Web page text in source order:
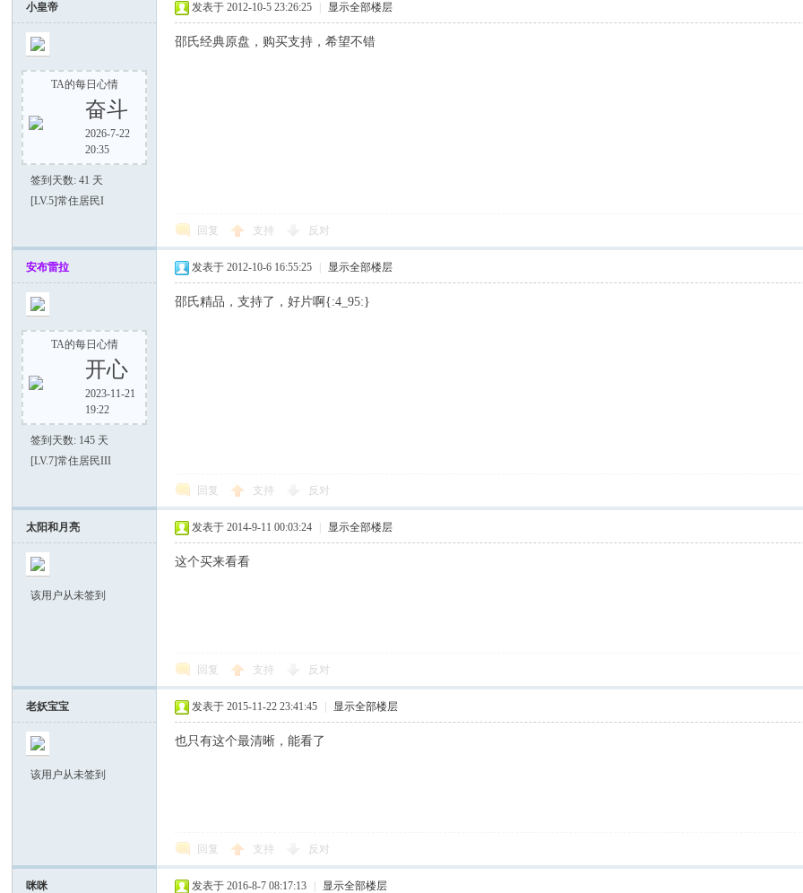
坛
小皇帝
TA的每日心情
奋斗
2026-7-22
20:35
签到天数: 41 天
[LV.5]常住居民I
发表于 2012-10-5 23:26:25 显示全部楼层
邵氏经典原盘，购买支持，希望不错
回复 支持 反对
安布雷拉
TA的每日心情
开心
2023-11-21
19:22
签到天数: 145 天
[LV.7]常住居民III
发表于 2012-10-6 16:55:25 显示全部楼层
邵氏精品，支持了，好片啊{:4_95:}
回复 支持 反对
太阳和月亮
该用户从未签到
发表于 2014-9-11 00:03:24 显示全部楼层
这个买来看看
回复 支持 反对
老妖宝宝
该用户从未签到
发表于 2015-11-22 23:41:45 显示全部楼层
也只有这个最清晰，能看了
回复 支持 反对
咪咪 发表于 2016-8-7 08:17:13 显示全部楼层